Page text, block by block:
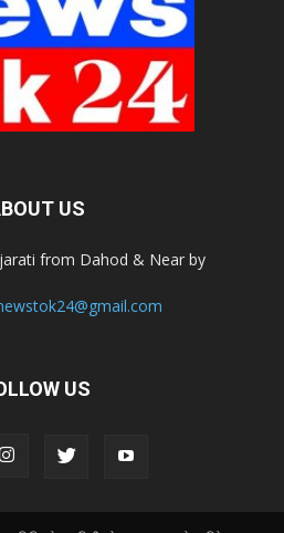
US
from Dahod & Near by
US